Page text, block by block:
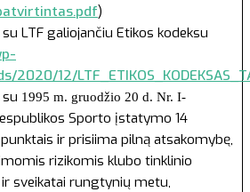
)
LTF galiojančiu Etikos kodeksu
2020/12/
1995 m. gruodžio 20 d. Nr. I-
Sporto įstatymo 14
ir prisiima pilną atsakomybę,
rizikomis klubo tinklinio
sveikatai rungtynių metu,